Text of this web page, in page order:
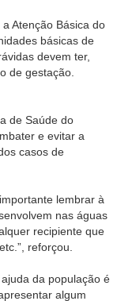
Atenção Básica do
básicas de
devem ter,
de gestação.
de Saúde do
e evitar a
casos de
lembrar à
nas águas
recipiente que
reforçou.
da população é
algum